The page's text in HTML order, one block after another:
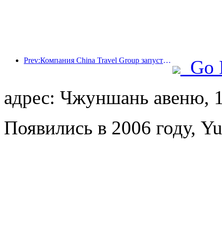
Prev:Компания China Travel Group запустила бренд 'China Travel Good Times' для расширения своего присутствия на рынке туризма для пожилых людей.
Go
адрес: Чжуншань авеню,
Появились в 2006 году,